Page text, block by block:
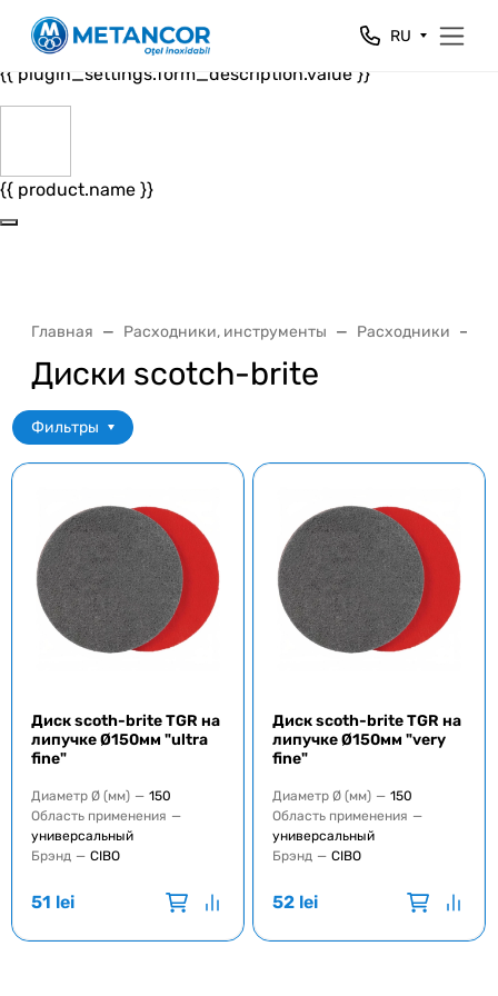
Close
{{ plugin_settings.form_header.value }}
{{ plugin_settings.form_description.value }}
{{ product.name }}
RU
Главная Расходники, инструменты Расходники
Диски scotch-brite
Фильтры
Диск scoth-brite TGR на
липучке Ø150мм "ultra
fine"
Диаметр Ø (мм) — 150
Область применения —
универсальный
Брэнд — CIBO
51 lei
Диск scoth-brite TGR на
липучке Ø150мм "very
fine"
Диаметр Ø (мм) — 150
Область применения —
универсальный
Брэнд — CIBO
52 lei